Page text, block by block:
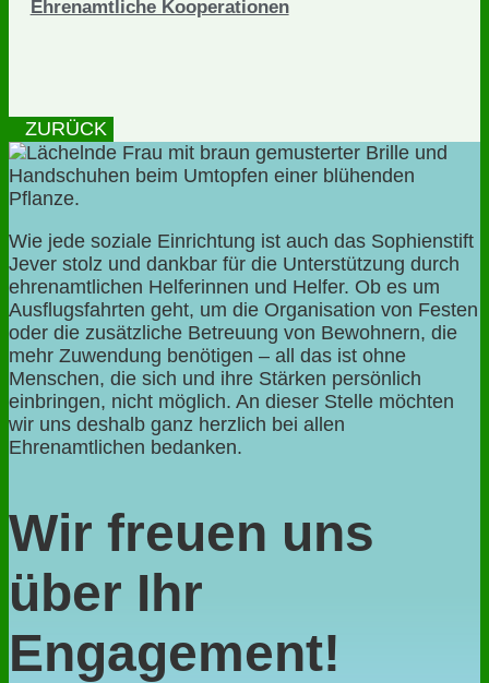
Ehrenamtliche Kooperationen
ZURÜCK
Wie jede soziale Einrichtung ist auch das Sophienstift
Jever stolz und dankbar für die Unterstützung durch
ehrenamtlichen Helferinnen und Helfer. Ob es um
Ausflugsfahrten geht, um die Organisation von Festen
oder die zusätzliche Betreuung von Bewohnern, die
mehr Zuwendung benötigen – all das ist ohne
Menschen, die sich und ihre Stärken persönlich
einbringen, nicht möglich. An dieser Stelle möchten
wir uns deshalb ganz herzlich bei allen
Ehrenamtlichen bedanken.
Wir freuen uns
über Ihr
Engagement!